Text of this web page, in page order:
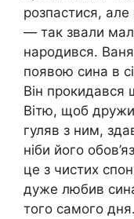
розпастися, але
— так звали
народився.
появою сина в
Він прокидався
Вітю, щоб
гуляв з ним,
ніби його
це з чистих
дуже любив
того самого